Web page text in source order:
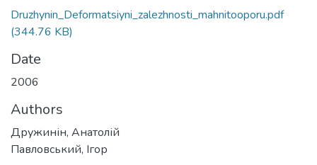
Druzhynin_Deformatsiyni_zalezhnosti_mahnitooporu.pdf
(344.76 KB)
Date
2006
Authors
Дружинін, Анатолій
Павловський, Ігор